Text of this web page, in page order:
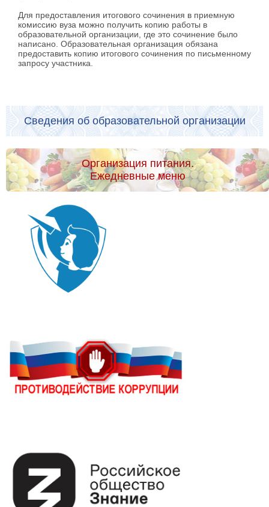
Для предоставления итогового сочинения в приемную
комиссию вуза можно получить копию работы в
образовательной организации, где это сочинение было
написано. Образовательная организация обязана
предоставить копию итогового сочинения по письменному
запросу участника.
Сведения об образовательной организации
Организация питания.
Ежедневные меню